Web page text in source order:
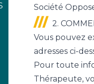
Société
2.
Vous pouvez
adresses ci-
Pour toute
Thérapeute,